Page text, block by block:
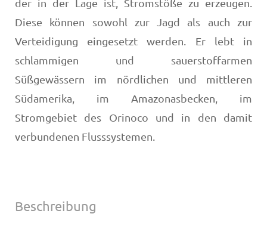
der in der Lage ist, Stromstöße zu erzeugen.
Diese können sowohl zur Jagd als auch zur
Verteidigung eingesetzt werden. Er lebt in
schlammigen und sauerstoffarmen
Süßgewässern im nördlichen und mittleren
Südamerika, im Amazonasbecken, im
Stromgebiet des Orinoco und in den damit
verbundenen Flusssystemen.
Beschreibung